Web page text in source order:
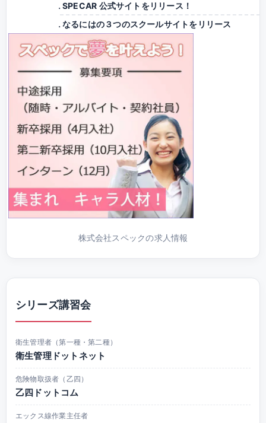
SPECAR 公式サイトをリリース！
なるにはの３つのスクールサイトをリリース
株式会社スペックの求人情報
シリーズ講習会
衛生管理者（第一種・第二種）
衛生管理ドットネット
危険物取扱者（乙四）
乙四ドットコム
エックス線作業主任者